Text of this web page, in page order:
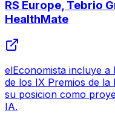
RS Europe, Tebrio
HealthMate
elEconomista incluye
de los IX Premios de
su posicion como
IA.